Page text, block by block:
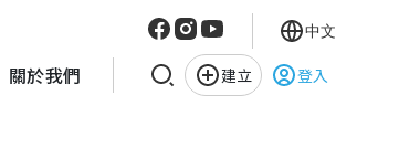
關於我們 建立 登入
中文